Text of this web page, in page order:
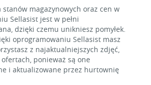
stanów magazynowych oraz cen w
Sellasist jest w pełni
dzięki czemu unikniesz pomyłek.
oprogramowaniu Sellasist masz
z najaktualniejszych zdjęć,
ponieważ są one
i aktualizowane przez hurtownię